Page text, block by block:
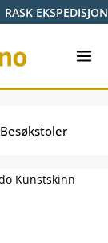
RASK EKSPEDISJON
Besøkstoler